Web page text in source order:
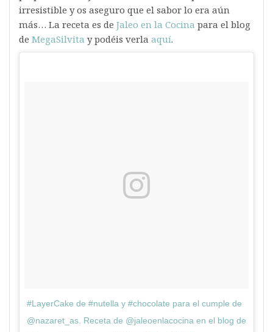
irresistible y os aseguro que el sabor lo era aún
más… La receta es de Jaleo en la Cocina para el blog
de MegaSilvita y podéis verla aquí.
#LayerCake de #nutella y #chocolate para el cumple de
@nazaret_as. Receta de @jaleoenlacocina en el blog de